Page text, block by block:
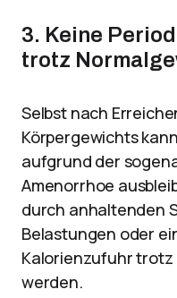
3. Keine
trotz
Selbst nach
Körpergewichts
aufgrund der
Amenorrhoe
durch anhaltenden
Belastungen oder
Kalorienzufuhr
werden.